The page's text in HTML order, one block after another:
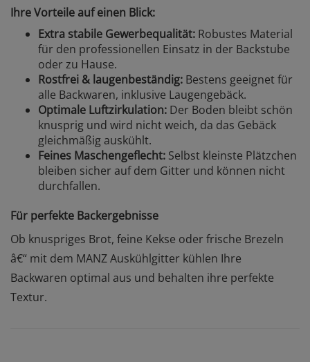
Ihre Vorteile auf einen Blick:
Extra stabile Gewerbequalität: Robustes Material
für den professionellen Einsatz in der Backstube
oder zu Hause.
Rostfrei & laugenbeständig: Bestens geeignet für
alle Backwaren, inklusive Laugengebäck.
Optimale Luftzirkulation: Der Boden bleibt schön
knusprig und wird nicht weich, da das Gebäck
gleichmäßig auskühlt.
Feines Maschengeflecht: Selbst kleinste Plätzchen
bleiben sicher auf dem Gitter und können nicht
durchfallen.
Für perfekte Backergebnisse
Ob knuspriges Brot, feine Kekse oder frische Brezeln
â€“ mit dem MANZ Auskühlgitter kühlen Ihre
Backwaren optimal aus und behalten ihre perfekte
Textur.